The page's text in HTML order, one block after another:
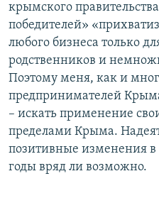
крымского
победителей»
любого бизнеса только
родственников и
Поэтому меня, как и
предпринимателей
– искать применение
пределами Крыма.
позитивные изменения
годы вряд ли возможно.